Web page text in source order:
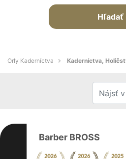
Hľadať
Orly Kaderníctva Kaderníctva,
Barber BROSS